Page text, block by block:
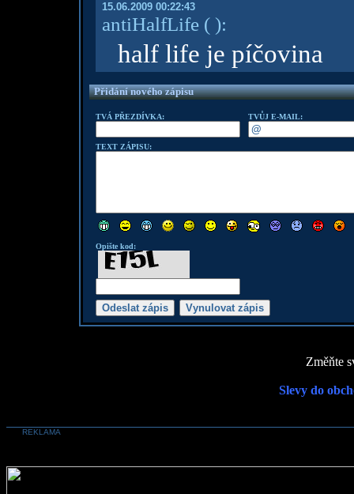
15.06.2009 00:22:43
antiHalfLife( ):
half life je píčovina
Přidání nového zápisu
TVÁ PŘEZDÍVKA: TVŮJ E-MAIL:
TEXT ZÁPISU:
Opište kod:
Změňte
Slevy do
REKLAMA